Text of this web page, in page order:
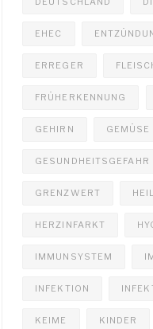
EHEC
ERREGER
FRÜHERKENNUNG
GEHIRN GEMÜSE
GESUNDHEITSGEFAHR
GRENZWERT
HERZINFARKT
IMMUNSYSTEM
INFEKTION
KEIME KINDER